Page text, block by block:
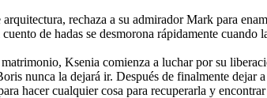
arquitectura, rechaza a su admirador Mark para
de hadas se desmorona rápidamente
Ksenia comienza a luchar por su
nunca la dejará ir. Después de finalmente
hacer cualquier cosa para recuperarla y